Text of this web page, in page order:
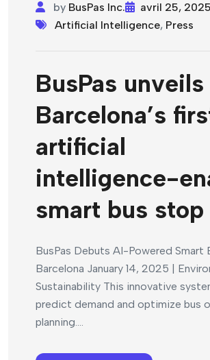
by BusPas Inc.
avril 25, 2025
Artificial Intelligence, Press
BusPas unveils
Barcelona’s
artificial
intelligence-
smart bus stop
BusPas Debuts AI-Powered Smart
Barcelona January 14, 2025 |
Sustainability This innovative
predict demand and optimize bus
planning....